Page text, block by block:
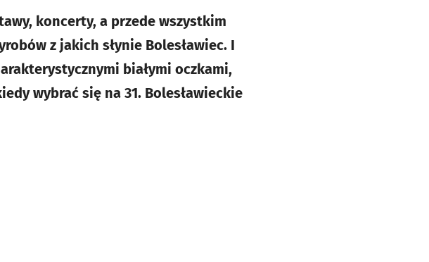
koncerty, a przede wszystkim
z jakich słynie Bolesławiec. I
białymi oczkami,
wybrać się na 31. Bolesławieckie